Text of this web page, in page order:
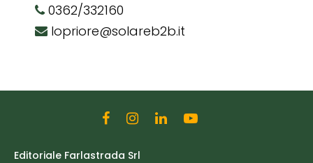
0362/332160
lopriore@solareb2b.it
Editoriale Farlastrada Srl